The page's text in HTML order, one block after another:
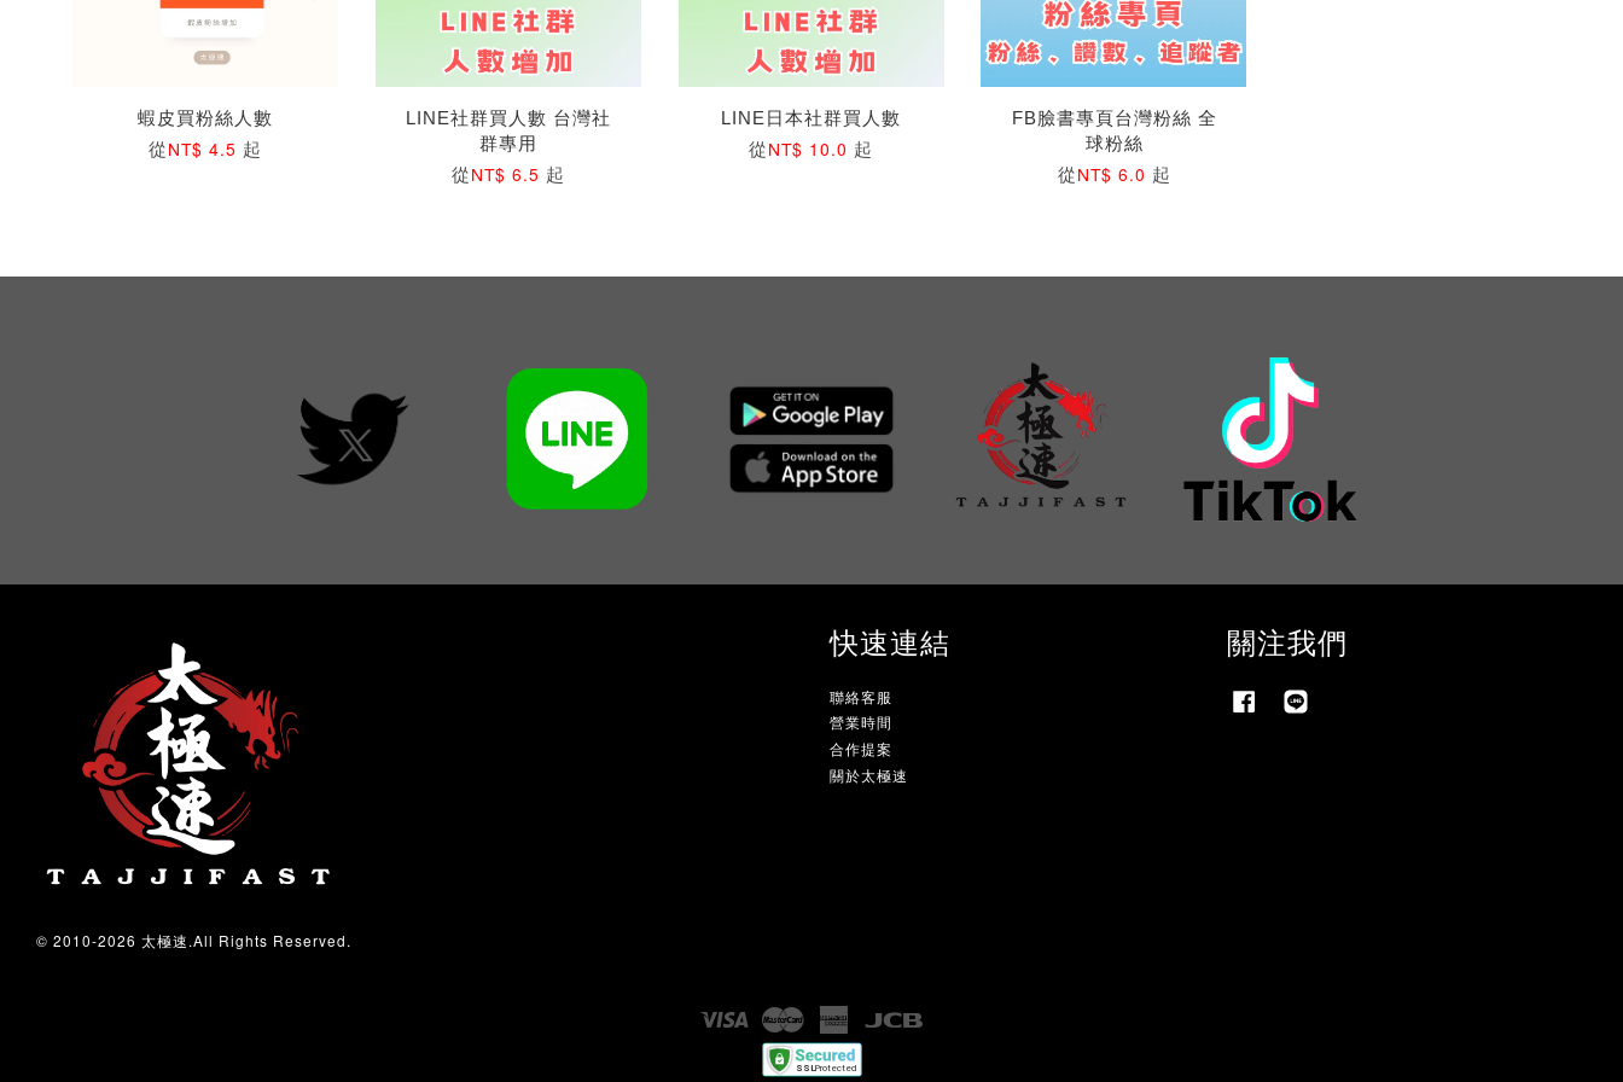
蝦皮買粉絲人數
從NT$ 4.5 起
LINE社群買人數 台灣社
群專用
從NT$ 6.5 起
LINE日本社群買人數
從NT$ 10.0 起
FB臉書專頁台灣粉絲 全
球粉絲
從NT$ 6.0 起
© 2010-2026 太極速.All Rights Reserved.
快速連結
聯絡客服
營業時間
合作提案
關於太極速
關注我們
Facebook
Visa Master
American